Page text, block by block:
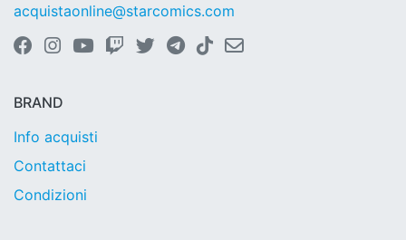
acquistaonline@starcomics.com
BRAND
Info acquisti
Contattaci
Condizioni